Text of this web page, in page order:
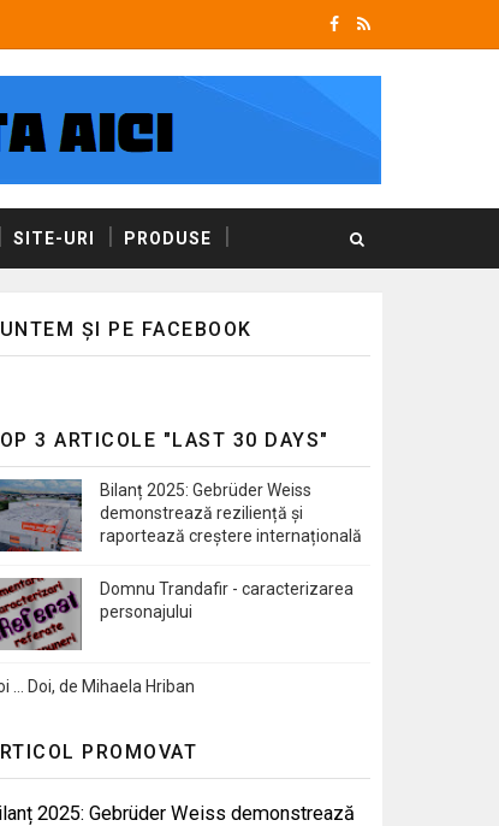
SITE-URI PRODUSE
ȘI PE FACEBOOK
3 ARTICOLE "LAST 30 DAYS"
Bilanț 2025: Gebrüder Weiss
demonstrează reziliență și
raportează creștere internațională
Domnu Trandafir - caracterizarea
personajului
… Doi, de Mihaela Hriban
PROMOVAT
2025: Gebrüder Weiss demonstrează